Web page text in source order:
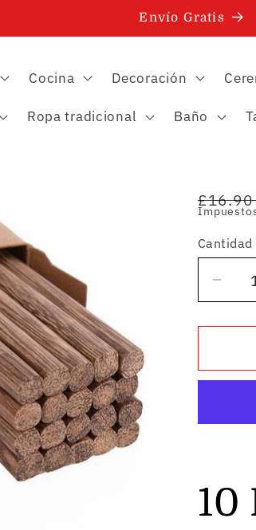
Envío Gratis
Cocina Decoración
Ropa tradicional Baño
Precio
£16.90
Cantidad
Cantidad
para
10